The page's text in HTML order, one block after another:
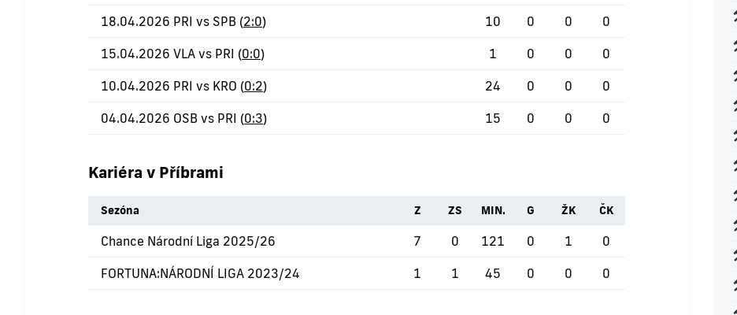
18.04.2026 PRI vs SPB (2:0) 10 0 0 0
15.04.2026 VLA vs PRI (0:0) 1 0 0 0
10.04.2026 PRI vs KRO (0:2) 24 0 0 0
04.04.2026 OSB vs PRI (0:3) 15 0 0 0
Kariéra v Příbrami
Sezóna Z ZS MIN. G ŽK ČK
Chance Národní Liga 2025/26 7 0 121 0 1 0
FORTUNA:NÁRODNÍ LIGA 2023/24 1 1 45 0 0 0